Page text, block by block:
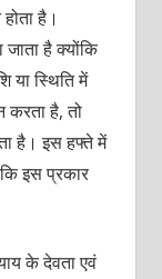
है।
है क्योंकि
या स्थिति में
करता है, तो
है। इस हफ्ते में
इस प्रकार
के देवता एवं